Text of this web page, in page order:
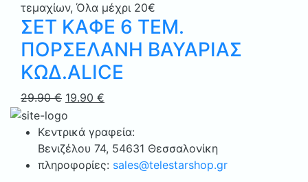
τεμαχίων, Όλα μέχρι 20€
ΣΕΤ ΚΑΦΕ 6 ΤΕΜ.
ΠΟΡΣΕΛΑΝΗ ΒΑΥΑΡΙΑΣ
ΚΩΔ.ALICE
29.90€ Original
price
was:
29.90 €.
19.90 €
τιμή
είναι:
19.90 €.
Κεντρικά γραφεία:
Bενιζέλου 74, 54631 Θεσσαλονίκη
πληροφορίες: sales@telestarshop.gr